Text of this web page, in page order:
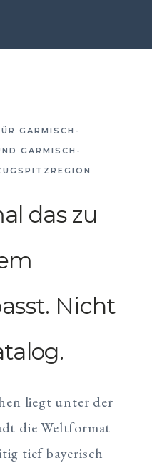
GARMISCH-
GARMISCH-
das zu
Nicht
liegt unter der
die Weltformat
tief bayerisch